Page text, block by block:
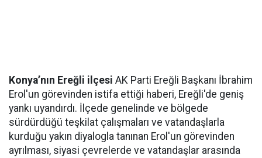
Konya’nın Ereğli ilçesi AK Parti Ereğli Başkanı İbrahim
Erol'un görevinden istifa ettiği haberi, Ereğli'de geniş
yankı uyandırdı. İlçede genelinde ve bölgede
sürdürdüğü teşkilat çalışmaları ve vatandaşlarla
kurduğu yakın diyalogla tanınan Erol'un görevinden
ayrılması, siyasi çevrelerde ve vatandaşlar arasında